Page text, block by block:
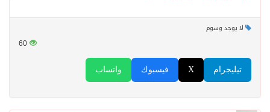
لا يوجد وسوم
60
واتساب فيسبوك X تيليجرام